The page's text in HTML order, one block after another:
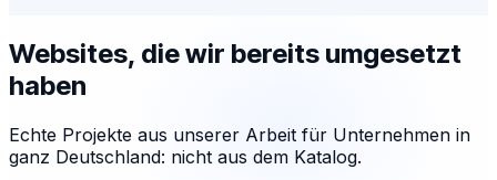
Websites, die wir bereits umgesetzt
haben
Echte Projekte aus unserer Arbeit für Unternehmen in
ganz Deutschland: nicht aus dem Katalog.